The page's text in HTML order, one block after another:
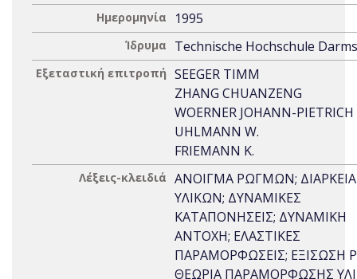
Ημερομηνία 1995
Ίδρυμα Technische Hochschule
Εξεταστική επιτροπή SEEGER TIMM
ZHANG CHUANZENG
WOERNER JOHANN-PIETRICH
UHLMANN W.
FRIEMANN K.
Λέξεις-κλειδιά ΑΝΟΙΓΜΑ ΡΩΓΜΩΝ;
ΥΛΙΚΩΝ; ΔΥΝΑΜΙΚΕΣ
ΚΑΤΑΠΟΝΗΣΕΙΣ; ΔΥΝΑΜΙΚΗ
ΑΝΤΟΧΗ; ΕΛΑΣΤΙΚΕΣ
ΠΑΡΑΜΟΡΦΩΣΕΙΣ; ΕΞΙΣΩΣΗ
ΘΕΩΡΙΑ ΠΑΡΑΜΟΡΦΩΣΗΣ